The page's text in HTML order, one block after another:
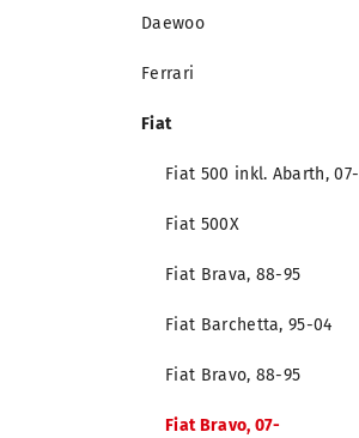
Daewoo
Ferrari
Fiat
Fiat 500 inkl. Abarth, 07-
Fiat 500X
Fiat Brava, 88-95
Fiat Barchetta, 95-04
Fiat Bravo, 88-95
Fiat Bravo, 07-